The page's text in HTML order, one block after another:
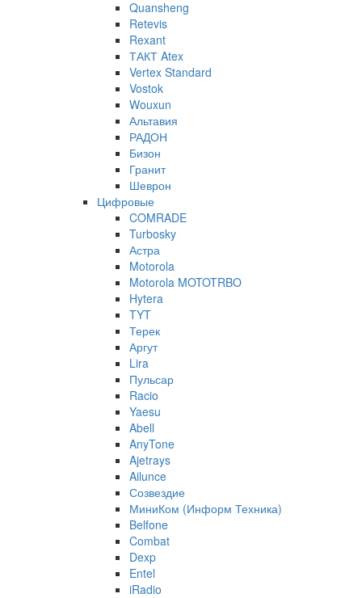
Quansheng
Retevis
Rexant
ТАКТ Atex
Vertex Standard
Vostok
Wouxun
Альтавия
РАДОН
Бизон
Гранит
Шеврон
Цифровые
COMRADE
Turbosky
Астра
Motorola
Motorola MOTOTRBO
Hytera
TYT
Терек
Аргут
Lira
Пульсар
Racio
Yaesu
Abell
AnyTone
Ajetrays
Ailunce
Созвездие
МиниКом (Информ Техника)
Belfone
Combat
Dexp
Entel
iRadio